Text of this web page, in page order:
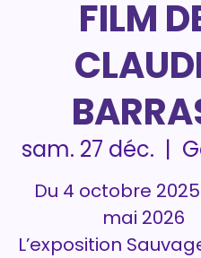
FILM
sam. 27 déc.
  |
Du 4 octobre
mai 2026
L’exposition